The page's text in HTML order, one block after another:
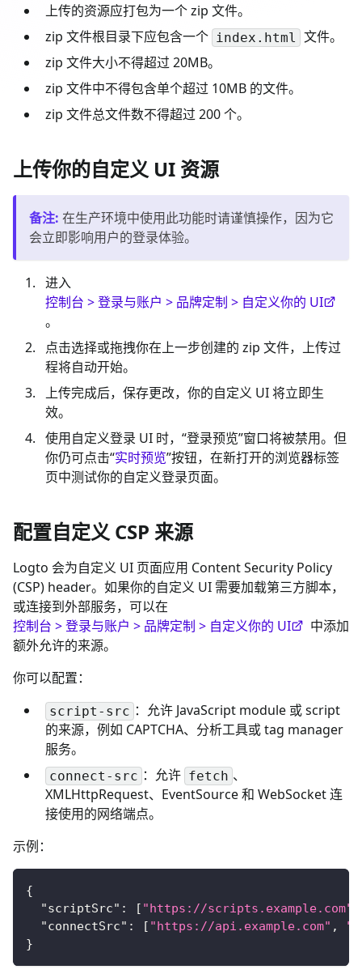
上传的资源应打包为一个 zip 文件。
zip 文件根目录下应包含一个 index.html
文件。
zip 文件大小不得超过 20MB。
zip 文件中不得包含单个超过 10MB 的文件。
zip 文件总文件数不得超过 200 个。
上传你的自定义 UI 资源
备注: 在生产环境中使用此功能时请谨慎操作，因为它
会立即影响用户的登录体验。
进入
控制台 > 登录与账户 > 品牌定制 > 自定义你的 UI
。
点击选择或拖拽你在上一步创建的 zip 文件，上传过
程将自动开始。
上传完成后，保存更改，你的自定义 UI 将立即生
效。
使用自定义登录 UI 时，“登录预览”窗口将被禁用。但
你仍可点击“实时预览”按钮，在新打开的浏览器标签
页中测试你的自定义登录页面。
配置自定义 CSP 来源
Logto 会为自定义 UI 页面应用 Content Security Policy
(CSP) header。如果你的自定义 UI 需要加载第三方脚本，
或连接到外部服务，可以在
控制台 > 登录与账户 > 品牌定制 > 自定义你的 UI
中添加
额外允许的来源。
你可以配置：
script-src ：允许 JavaScript module 或 script
的来源，例如 CAPTCHA、分析工具或 tag manager
服务。
connect-src ：允许 fetch 、
XMLHttpRequest、EventSource 和 WebSocket 连
接使用的网络端点。
示例：
{
"scriptSrc" : [ "https://scripts.example.com"
"connectSrc" : [ "https://api.example.com" ,
}